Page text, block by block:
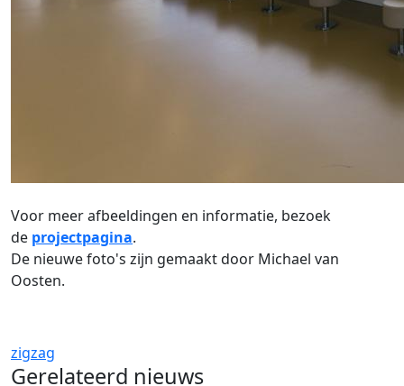
Voor meer afbeeldingen en informatie, bezoek
de projectpagina.
De nieuwe foto's zijn gemaakt door Michael van
Oosten.
zigzag
Gerelateerd nieuws